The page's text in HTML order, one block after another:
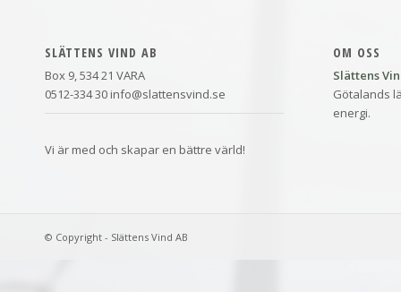
SLÄTTENS VIND AB
Box 9, 534 21 VARA
0512-334 30 info@slattensvind.se
Vi är med och skapar en bättre värld!
OM OSS
Slättens
Götalands
energi.
© Copyright - Slättens Vind AB